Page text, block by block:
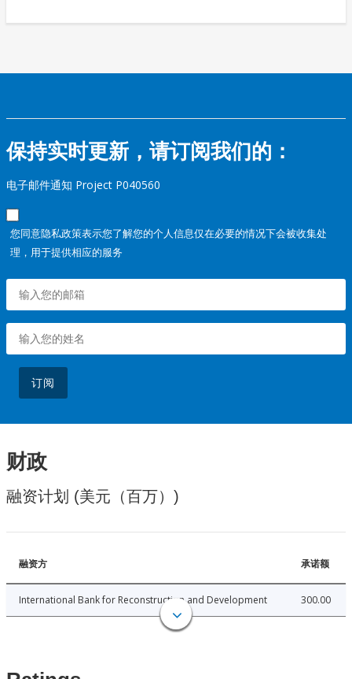
保持实时更新，请订阅我们的：
电子邮件通知 Project P040560
您同意隐私政策表示您了解您的个人信息仅在必要的情况下会被收集处
理，用于提供相应的服务
订阅
财政
融资计划 (美元（百万）)
融资方 承诺额
International Bank for Reconstruction and Development 300.00